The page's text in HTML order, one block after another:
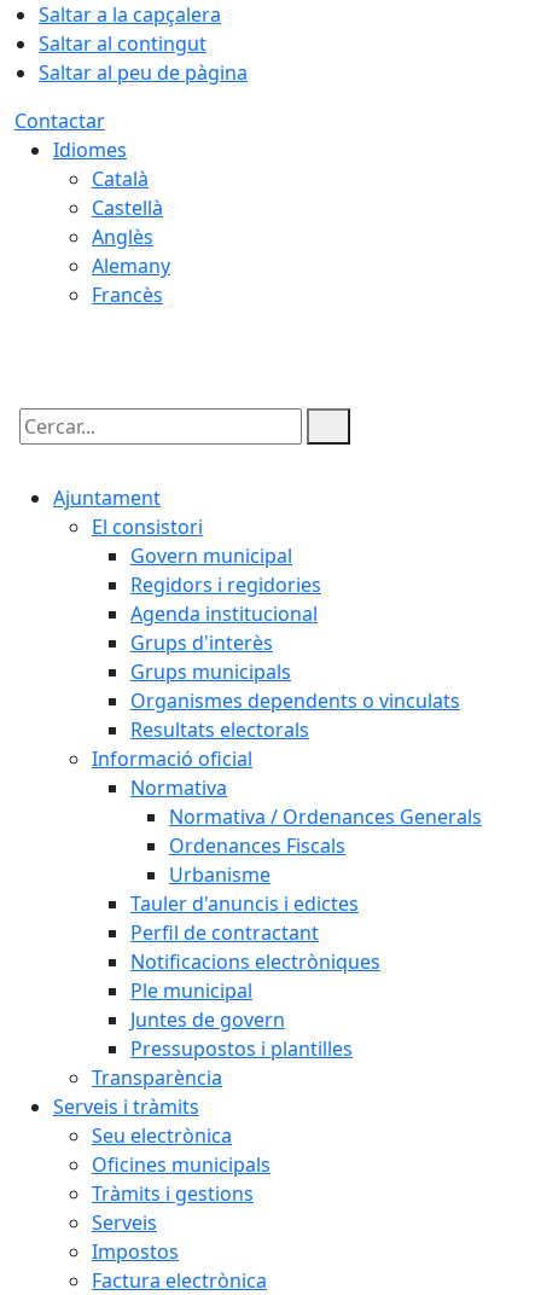
Saltar a la capçalera
Saltar al contingut
Saltar al peu de pàgina
Contactar
Idiomes
Català
Castellà
Anglès
Alemany
Francès
Cercar:
Ajuntament
El consistori
Govern municipal
Regidors i regidories
Agenda institucional
Grups d'interès
Grups municipals
Organismes dependents o vinculats
Resultats electorals
Informació oficial
Normativa
Normativa / Ordenances Generals
Ordenances Fiscals
Urbanisme
Tauler d'anuncis i edictes
Perfil de contractant
Notificacions electròniques
Ple municipal
Juntes de govern
Pressupostos i plantilles
Transparència
Serveis i tràmits
Seu electrònica
Oficines municipals
Tràmits i gestions
Serveis
Impostos
Factura electrònica